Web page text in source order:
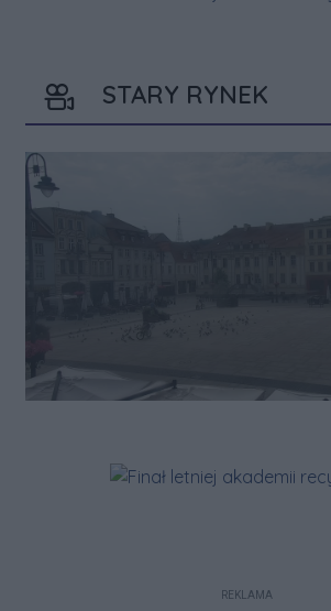
STARY RYNEK
REKLAMA